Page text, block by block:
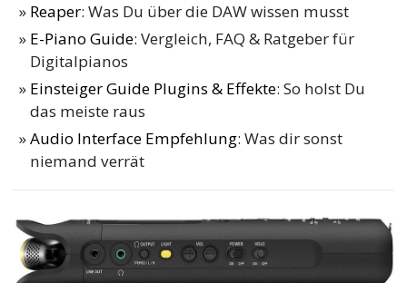
Reaper: Was Du über die DAW wissen musst
E-Piano Guide: Vergleich, FAQ & Ratgeber für
Digitalpianos
Einsteiger Guide Plugins & Effekte: So holst Du
das meiste raus
Audio Interface Empfehlung: Was dir sonst
niemand verrät